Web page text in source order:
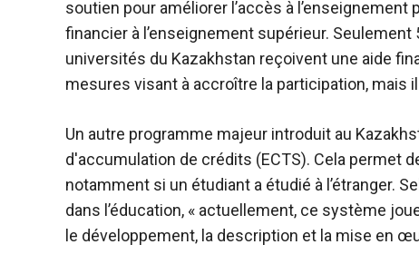
soutien pour améliorer l’accès à
financier à l’enseignement supérieur.
universités du Kazakhstan reçoivent une aide
mesures visant à accroître la participation, mais
Un autre programme majeur introduit au
d'accumulation de crédits (ECTS). Cela permet
notamment si un étudiant a étudié à l’étranger.
dans l’éducation, « actuellement, ce système
le développement, la description et la mise en